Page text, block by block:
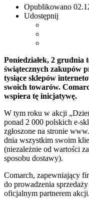
Opublikowano
Udostępnij
Poniedziałek, 2 grudnia
świątecznych zakupów
tysiące sklepów
swoich towarów.
wspiera tę inicjatywę.
W tym roku w akcji
ponad 2 000 polskich e-
zgłoszone na stronie
dnia wszystkim swoim
(niezależnie od wartości
sposobu dostawy).
Comarch, zapewniający
do prowadzenia
oficjalnym partnerem akcji.